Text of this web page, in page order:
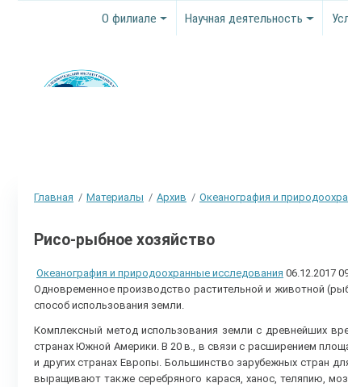
О филиале Научная деятельность
Главная Материалы Архив Океанография и
Рисо-рыбное хозяйство
Океанография и природоохранные исследования 06.12.2017
Одновременное производство растительной и животной
способ использования земли.
Комплексный метод использования земли с древнейших
странах Южной Америки. В 20 в., в связи с расширением
и других странах Европы. Большинство зарубежных стран
выращивают также серебряного карася, ханос, теляпию,